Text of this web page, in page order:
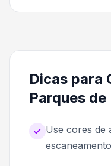
Dicas para
Parques
Use cores de